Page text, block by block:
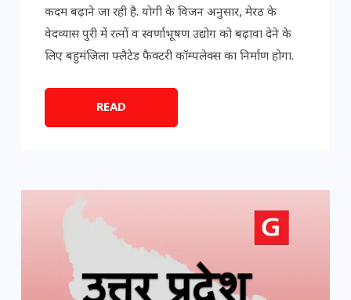
कदम बढ़ाने जा रही है. योगी के विजन अनुसार, मेरठ के
वेदव्यास पुरी में रत्नों व स्वर्णाभूषण उद्योग को बढ़ावा देने के
लिए बहुमंजिला फ्लैटेड फैक्टरी कॉम्पलेक्स का निर्माण होगा.
READ